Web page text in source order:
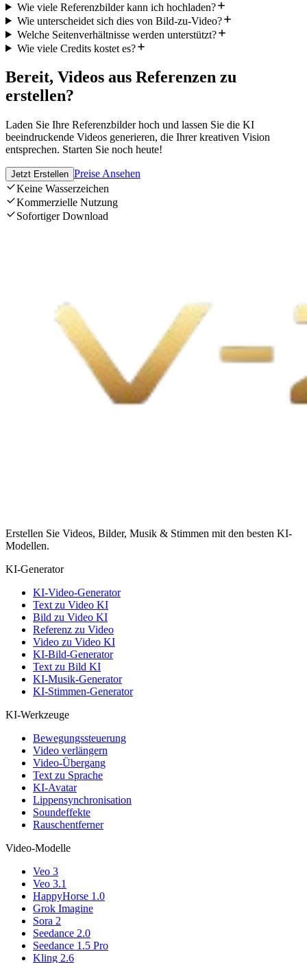
Wie viele Referenzbilder kann ich hochladen?
Wie unterscheidet sich dies von Bild-zu-Video?
Welche Seitenverhältnisse werden unterstützt?
Wie viele Credits kostet es?
Bereit, Videos aus Referenzen zu
erstellen?
Laden Sie Ihre Referenzbilder hoch und lassen Sie die KI
beeindruckende Videos generieren, die Ihrer kreativen Vision
entsprechen. Starten Sie noch heute!
Jetzt Erstellen Preise Ansehen
Keine Wasserzeichen
Kommerzielle Nutzung
Sofortiger Download
Erstellen Sie Videos, Bilder, Musik & Stimmen mit den besten KI-
Modellen.
KI-Generator
KI-Video-Generator
Text zu Video KI
Bild zu Video KI
Referenz zu Video
Video zu Video KI
KI-Bild-Generator
Text zu Bild KI
KI-Musik-Generator
KI-Stimmen-Generator
KI-Werkzeuge
Bewegungssteuerung
Video verlängern
Video-Übergang
Text zu Sprache
KI-Avatar
Lippensynchronisation
Soundeffekte
Rauschentferner
Video-Modelle
Veo 3
Veo 3.1
HappyHorse 1.0
Grok Imagine
Sora 2
Seedance 2.0
Seedance 1.5 Pro
Kling 2.6